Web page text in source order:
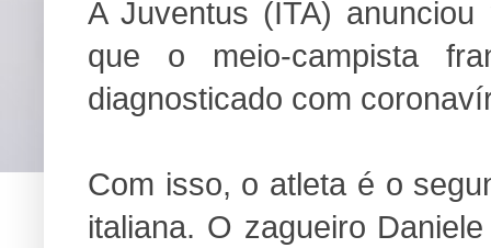
A Juventus (ITA)
que o meio-campista
diagnosticado com
Com isso, o atleta é o
italiana. O zagueiro